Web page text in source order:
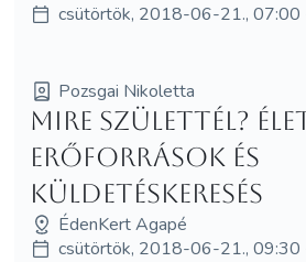
csütörtök, 2018-06-21., 07:00
Pozsgai Nikoletta
Mire születtél?
erőforrások és
küldetéskeresés
ÉdenKert Agapé
csütörtök, 2018-06-21., 09:30